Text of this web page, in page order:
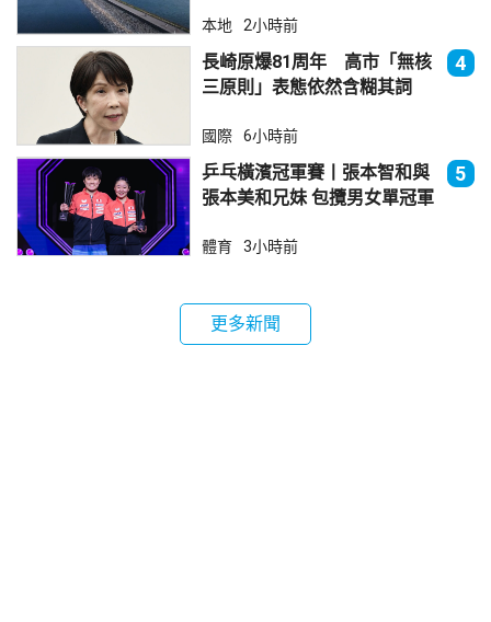
本地 2小時前
長崎原爆81周年 高市「無核
三原則」表態依然含糊其詞
4
國際 6小時前
乒乓橫濱冠軍賽丨張本智和與
張本美和兄妹 包攬男女單冠軍
5
體育 3小時前
更多新聞